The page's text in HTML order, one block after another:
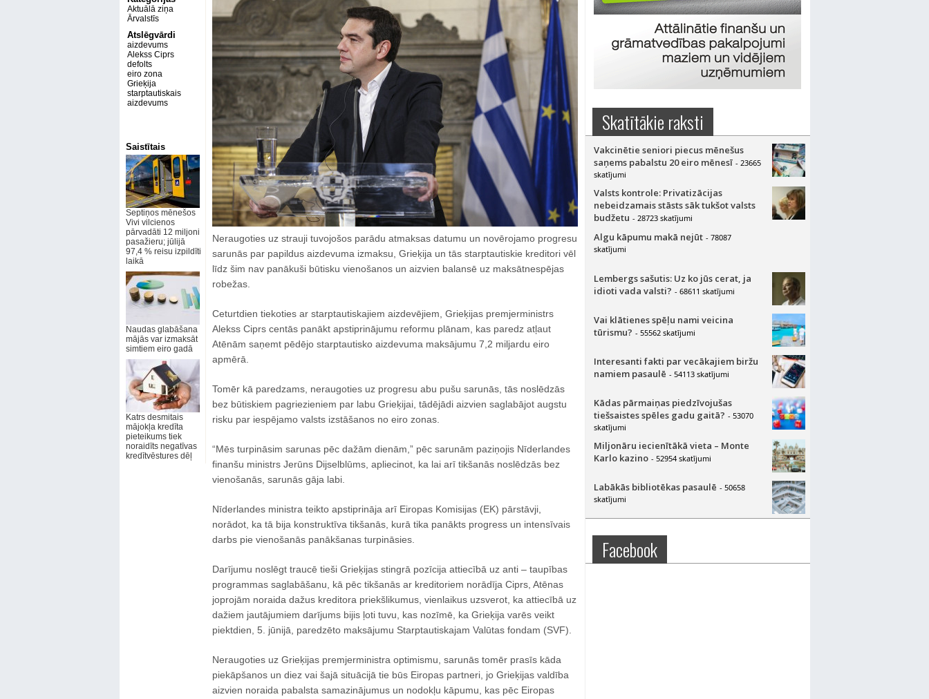
Aktuālā ziņa
Ārvalstīs
Atslēgvārdi
aizdevums
Alekss Ciprs
defolts
eiro zona
Grieķija
starptautiskais
aizdevums
Saistītais
Septiņos mēnešos
Vivi vilcienos
pārvadāti 12 miljoni
pasažieru; jūlijā
97,4 % reisu izpildīti
laikā
Naudas glabāšana
mājās var izmaksāt
simtiem eiro gadā
Katrs desmitais
mājokļa kredīta
pieteikums tiek
noraidīts negatīvas
kredītvēstures dēļ
Neraugoties uz strauji tuvojošos parādu atmaksas datumu un novērojamo progresu
sarunās par papildus aizdevuma izmaksu, Grieķija un tās starptautiskie kreditori vēl
līdz šim nav panākuši būtisku vienošanos un aizvien balansē uz maksātnespējas
robežas.
Ceturtdien tiekoties ar starptautiskajiem aizdevējiem, Grieķijas premjerministrs
Alekss Ciprs centās panākt apstiprinājumu reformu plānam, kas paredz atļaut
Atēnām saņemt pēdējo starptautisko aizdevuma maksājumu 7,2 miljardu eiro
apmērā.
Tomēr kā paredzams, neraugoties uz progresu abu pušu sarunās, tās noslēdzās
bez būtiskiem pagriezieniem par labu Grieķijai, tādējādi aizvien saglabājot augstu
risku par iespējamo valsts izstāšanos no eiro zonas.
“Mēs turpināsim sarunas pēc dažām dienām,” pēc sarunām paziņojis Nīderlandes
finanšu ministrs Jerūns Dijselblūms, apliecinot, ka lai arī tikšanās noslēdzās bez
vienošanās, sarunās gāja labi.
Nīderlandes ministra teikto apstiprināja arī Eiropas Komisijas (EK) pārstāvji,
norādot, ka tā bija konstruktīva tikšanās, kurā tika panākts progress un intensīvais
darbs pie vienošanās panākšanas turpināsies.
Darījumu noslēgt traucē tieši Grieķijas stingrā pozīcija attiecībā uz anti – taupības
programmas saglabāšanu, kā pēc tikšanās ar kreditoriem norādīja Ciprs, Atēnas
joprojām noraida dažus kreditora priekšlikumus, vienlaikus uzsverot, ka attiecībā uz
dažiem jautājumiem darījums bijis ļoti tuvu, kas nozīmē, ka Grieķija varēs veikt
piektdien, 5. jūnijā, paredzēto maksājumu Starptautiskajam Valūtas fondam (SVF).
Neraugoties uz Grieķijas premjerministra optimismu, sarunās tomēr prasīs kāda
piekāpšanos un diez vai šajā situācijā tie būs Eiropas partneri, jo Grieķijas valdība
aizvien noraida pabalsta samazinājumus un nodokļu kāpumu, kas pēc Eiropas
Skatītākie raksti
Vakcinētie seniori piecus mēnešus
saņems pabalstu 20 eiro mēnesī - 23665
skatījumi
Valsts kontrole: Privatizācijas
nebeidzamais stāsts sāk tukšot valsts
budžetu - 28723 skatījumi
Algu kāpumu makā nejūt - 78087
skatījumi
Lembergs sašutis: Uz ko jūs cerat, ja
idioti vada valsti? - 68611 skatījumi
Vai klātienes spēļu nami veicina
tūrismu? - 55562 skatījumi
Interesanti fakti par vecākajiem biržu
namiem pasaulē - 54113 skatījumi
Kādas pārmaiņas piedzīvojušas
tiešsaistes spēles gadu gaitā? - 53070
skatījumi
Miljonāru iecienītākā vieta – Monte
Karlo kazino - 52954 skatījumi
Labākās bibliotēkas pasaulē - 50658
skatījumi
Facebook